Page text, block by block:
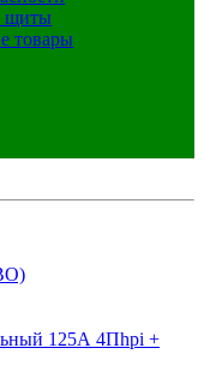
щиты
товары
125А 4Пhpi +